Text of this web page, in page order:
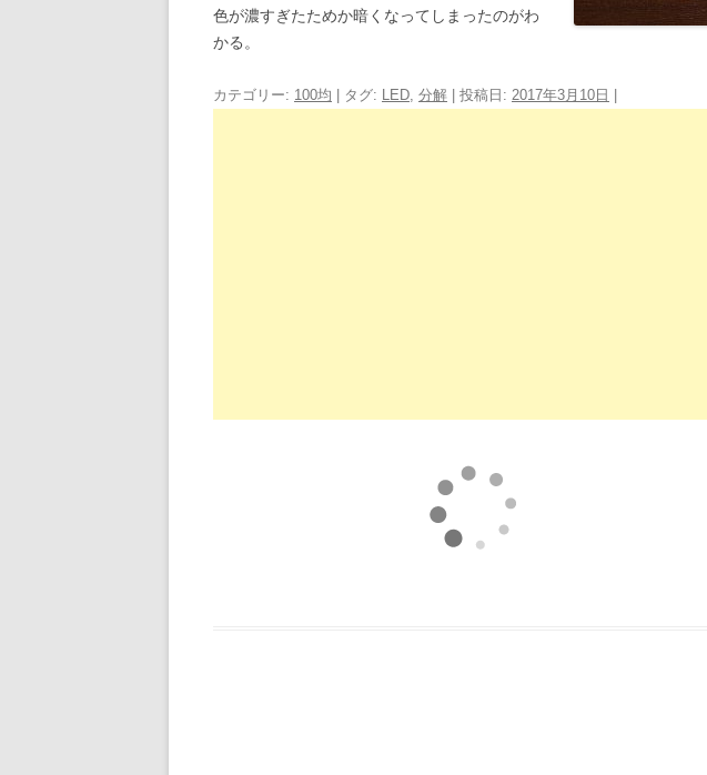
色が濃すぎたためか暗くなってしまったのがわ
かる。
カテゴリー: 100均 | タグ: LED, 分解 | 投稿日: 2017年3月10日